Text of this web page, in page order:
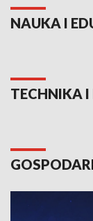
NAUKA I
TECHNIKA